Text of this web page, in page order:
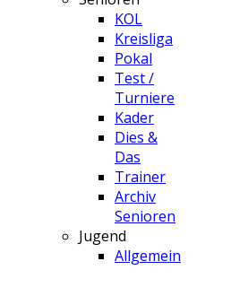
KOL
Kreisliga
Pokal
Test /
Turniere
Kader
Dies &
Das
Trainer
Archiv
Senioren
Jugend
Allgemein